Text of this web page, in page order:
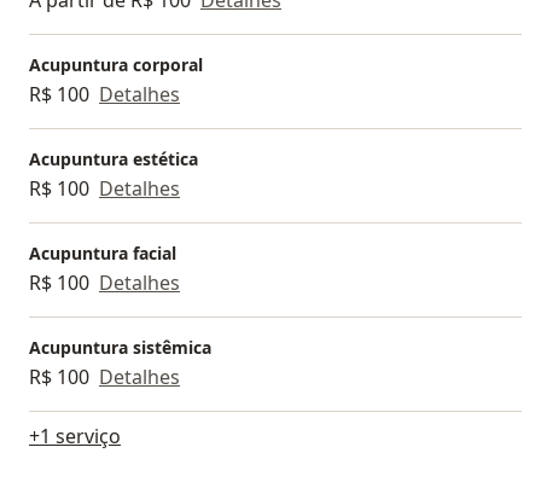
Acupuntura corporal
R$ 100 Detalhes
Acupuntura estética
R$ 100 Detalhes
Acupuntura facial
R$ 100 Detalhes
Acupuntura sistêmica
R$ 100 Detalhes
+1 serviço